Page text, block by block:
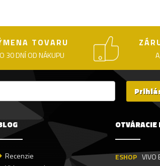
TOVARU
30 DNÍ OD NÁKUPU
Recenzie
ESHOP VIVO